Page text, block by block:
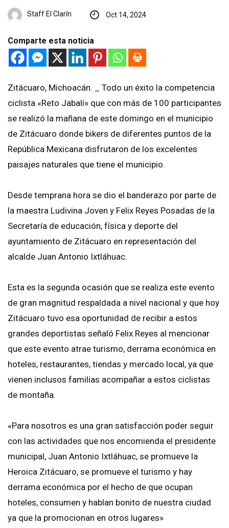
Staff El Clarín Oct 14, 2024
Comparte esta noticia
Zitácuaro, Michoacán. _ Todo un éxito la competencia
ciclista «Reto Jabalí» que con más de 100 participantes
se realizó la mañana de este domingo en el municipio
de Zitácuaro donde bikers de diferentes puntos de la
República Mexicana disfrutaron de los excelentes
paisajes naturales que tiene el municipio.
Desde temprana hora se dio el banderazo por parte de
la maestra Ludivina Joven y Felix Reyes Posadas de la
Secretaría de educación, física y deporte del
ayuntamiento de Zitácuaro en representación del
alcalde Juan Antonio Ixtláhuac.
Esta es la segunda ocasión que se realiza este evento
de gran magnitud respaldada a nivel nacional y que hoy
Zitácuaro tuvo esa oportunidad de recibir a estos
grandes deportistas señaló Felix Reyes al mencionar
que este evento atrae turismo, derrama económica en
hoteles, restaurantes, tiendas y mercado local, ya que
vienen inclusos familias acompañar a estos ciclistas
de montaña.
«Para nosotros es una gran satisfacción poder seguir
con las actividades que nos encomienda el presidente
municipal, Juan Antonio Ixtláhuac, se promueve la
Heroica Zitácuaro, se promueve el turismo y hay
derrama económica por el hecho de que ocupan
hoteles, consumen y hablan bonito de nuestra ciudad
ya que la promocionan en otros lugares»